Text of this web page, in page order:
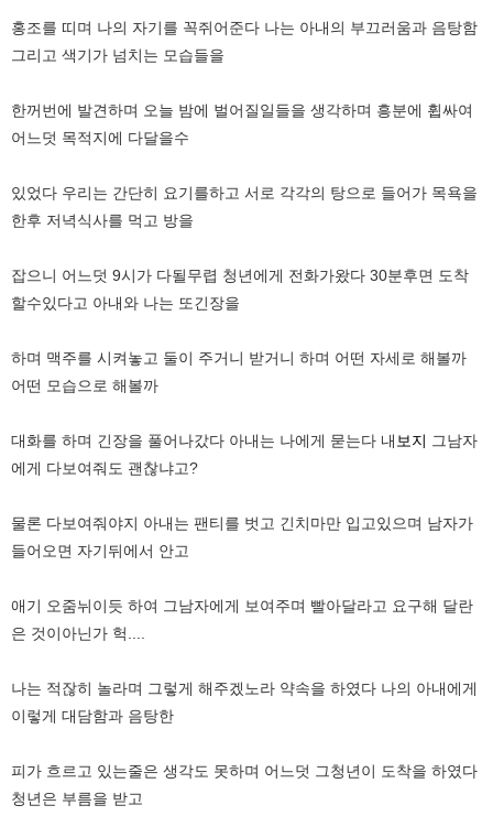
홍조를 띠며 나의 자기를 꼭쥐어준다 나는 아내의 부끄러움과 음탕함
그리고 색기가 넘치는 모습들을
한꺼번에 발견하며 오늘 밤에 벌어질일들을 생각하며 흥분에 휩싸여
어느덧 목적지에 다달을수
있었다 우리는 간단히 요기를하고 서로 각각의 탕으로 들어가 목욕을
한후 저녁식사를 먹고 방을
잡으니 어느덧 9시가 다될무렵 청년에게 전화가왔다 30분후면 도착
할수있다고 아내와 나는 또긴장을
하며 맥주를 시켜놓고 둘이 주거니 받거니 하며 어떤 자세로 해볼까
어떤 모습으로 해볼까
대화를 하며 긴장을 풀어나갔다 아내는 나에게 묻는다 내 보지 그남자
에게 다보여줘도 괜찮냐고?
물론 다보여줘야지 아내는 팬티를 벗고 긴치마만 입고있으며 남자가
들어오면 자기뒤에서 안고
애기 오줌뉘이듯 하여 그남자에게 보여주며 빨아달라고 요구해 달란
은 것이아닌가 헉....
나는 적잖히 놀라며 그렇게 해주겠노라 약속을 하였다 나의 아내에게
이렇게 대담함과 음탕한
피가 흐르고 있는줄은 생각도 못하며 어느덧 그청년이 도착을 하였다
청년은 부름을 받고